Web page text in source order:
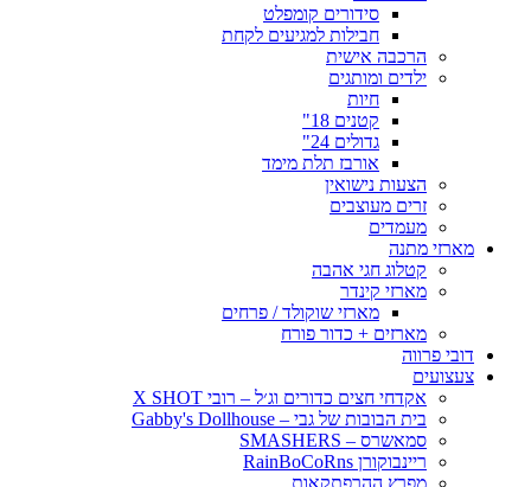
סידורים קומפלט
חבילות למגיעים לקחת
הרכבה אישית
ילדים ומותגים
חיות
קטנים 18"
גדולים 24"
אורבז תלת מימד
הצעות נישואין
זרים מעוצבים
מעמדים
מארזי מתנה
קטלוג חגי אהבה
מארזי קינדר
מארזי שוקולד / פרחים
מארזים + כדור פורח
דובי פרווה
צעצועים
אקדחי חצים כדורים וג׳ל – רובי X SHOT
בית הבובות של גבי – Gabby's Dollhouse
סמאשרס – SMASHERS
ריינבוקורן RainBoCoRns
מפרץ ההרפתקאות